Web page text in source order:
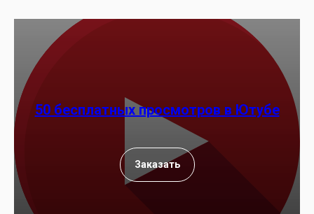
50 бесплатных просмотров в Ютубе
Заказать